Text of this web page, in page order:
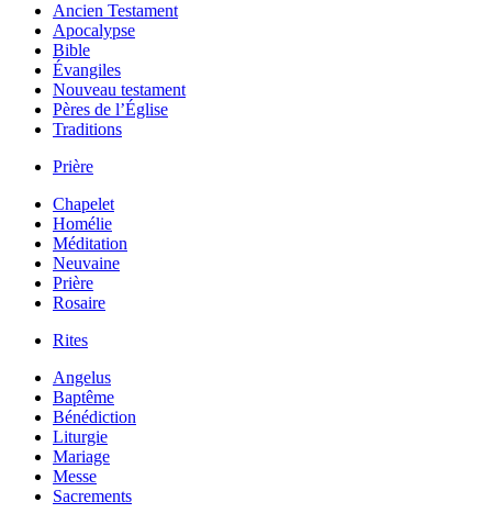
Ancien Testament
Apocalypse
Bible
Évangiles
Nouveau testament
Pères de l’Église
Traditions
Prière
Chapelet
Homélie
Méditation
Neuvaine
Prière
Rosaire
Rites
Angelus
Baptême
Bénédiction
Liturgie
Mariage
Messe
Sacrements